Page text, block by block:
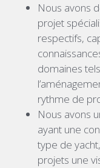
Nous avons
projet
respectifs,
domaines
rythme de
Nous avons
ayant une
type de
projets une